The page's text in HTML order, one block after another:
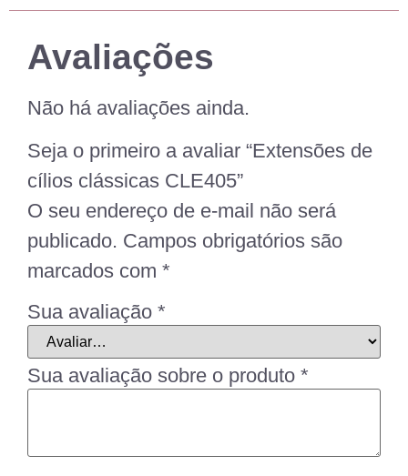
Avaliações
Não há avaliações ainda.
Seja o primeiro a avaliar “Extensões de
cílios clássicas CLE405”
O seu endereço de e-mail não será
publicado. Campos obrigatórios são
marcados com *
Sua avaliação *
Sua avaliação sobre o produto *